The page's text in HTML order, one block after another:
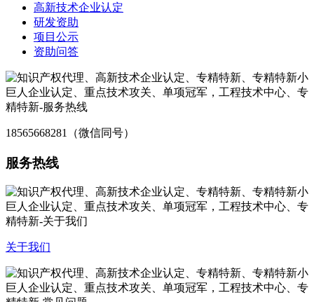
高新技术企业认定
研发资助
项目公示
资助问答
18565668281（微信同号）
服务热线
关于我们